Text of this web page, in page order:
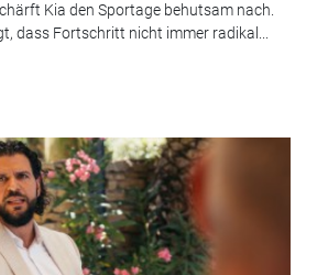
Kia den Sportage behutsam nach.
dass Fortschritt nicht immer radikal...